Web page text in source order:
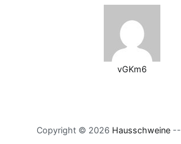
vGKm6
Copyright © 2026 Hausschweine--